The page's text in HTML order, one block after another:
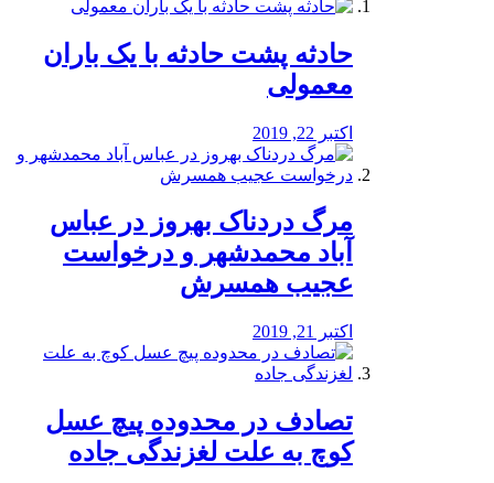
️حادثه پشت حادثه با یک باران
معمولی
اکتبر 22, 2019
مرگ دردناک بهروز در عباس
آباد محمدشهر و درخواست
عجیب همسرش
اکتبر 21, 2019
تصادف در محدوده پیچ عسل
کوچ به علت لغزندگی جاده